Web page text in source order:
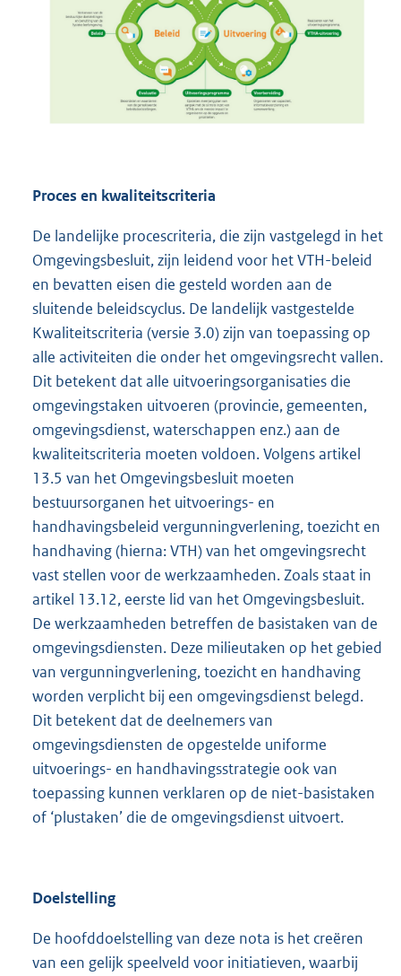
Proces en kwaliteitscriteria
De landelijke procescriteria, die zijn vastgelegd in het
Omgevingsbesluit, zijn leidend voor het VTH-beleid
en bevatten eisen die gesteld worden aan de
sluitende beleidscyclus. De landelijk vastgestelde
Kwaliteitscriteria (versie 3.0) zijn van toepassing op
alle activiteiten die onder het omgevingsrecht vallen.
Dit betekent dat alle uitvoeringsorganisaties die
omgevingstaken uitvoeren (provincie, gemeenten,
omgevingsdienst, waterschappen enz.) aan de
kwaliteitscriteria moeten voldoen. Volgens artikel
13.5 van het Omgevingsbesluit moeten
bestuursorganen het uitvoerings- en
handhavingsbeleid vergunningverlening, toezicht en
handhaving (hierna: VTH) van het omgevingsrecht
vast stellen voor de werkzaamheden. Zoals staat in
artikel 13.12, eerste lid van het Omgevingsbesluit.
De werkzaamheden betreffen de basistaken van de
omgevingsdiensten. Deze milieutaken op het gebied
van vergunningverlening, toezicht en handhaving
worden verplicht bij een omgevingsdienst belegd.
Dit betekent dat de deelnemers van
omgevingsdiensten de opgestelde uniforme
uitvoerings- en handhavingsstrategie ook van
toepassing kunnen verklaren op de niet-basistaken
of ‘plustaken’ die de omgevingsdienst uitvoert.
Doelstelling
De hoofddoelstelling van deze nota is het creëren
van een gelijk speelveld voor initiatieven, waarbij